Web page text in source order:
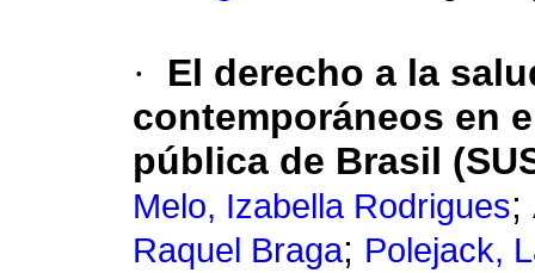
·
El derecho a la
contemporáneos en
pública de Brasil
Melo, Izabella Rodrigues;
Raquel Braga; Polejack,